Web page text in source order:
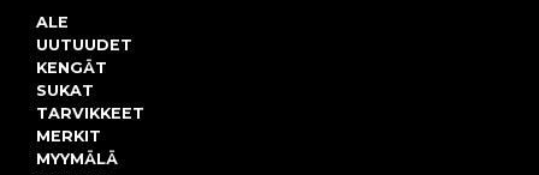
ALE
UUTUUDET
KENGÄT
SUKAT
TARVIKKEET
MERKIT
MYYMÄLÄ